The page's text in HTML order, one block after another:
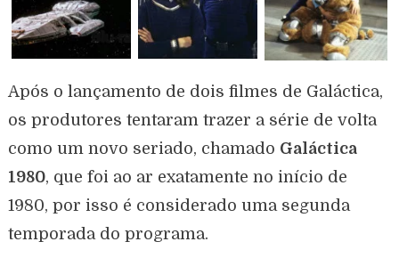
Após o lançamento de dois filmes de Galáctica,
os produtores tentaram trazer a série de volta
como um novo seriado, chamado Galáctica
1980, que foi ao ar exatamente no início de
1980, por isso é considerado uma segunda
temporada do programa.